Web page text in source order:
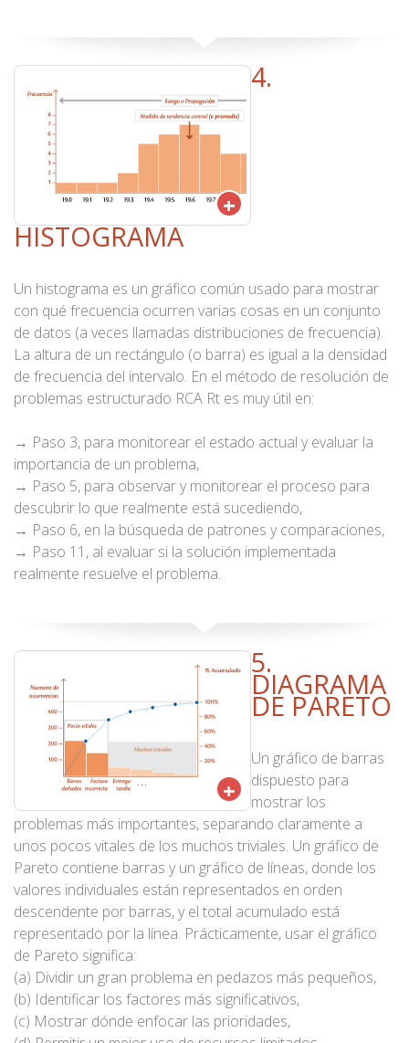
+
4.
HISTOGRAMA
Un histograma es un gráfico común usado para mostrar
con qué frecuencia ocurren varias cosas en un conjunto
de datos (a veces llamadas distribuciones de frecuencia).
La altura de un rectángulo (o barra) es igual a la densidad
de frecuencia del intervalo. En el método de resolución de
problemas estructurado RCA Rt es muy útil en:
→ Paso 3, para monitorear el estado actual y evaluar la
importancia de un problema,
→ Paso 5, para observar y monitorear el proceso para
descubrir lo que realmente está sucediendo,
→ Paso 6, en la búsqueda de patrones y comparaciones,
→ Paso 11, al evaluar si la solución implementada
realmente resuelve el problema.
+
5.
DIAGRAMA
DE PARETO
Un gráfico de barras
dispuesto para
mostrar los
problemas más importantes, separando claramente a
unos pocos vitales de los muchos triviales. Un gráfico de
Pareto contiene barras y un gráfico de líneas, donde los
valores individuales están representados en orden
descendente por barras, y el total acumulado está
representado por la línea. Prácticamente, usar el gráfico
de Pareto significa:
(a) Dividir un gran problema en pedazos más pequeños,
(b) Identificar los factores más significativos,
(c) Mostrar dónde enfocar las prioridades,